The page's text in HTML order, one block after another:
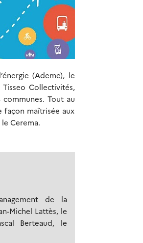
(Ademe), le
Collectivités,
Tout au
façon maîtrisée aux
Cerema.
de la
Michel Lattès, le
Berteaud, le